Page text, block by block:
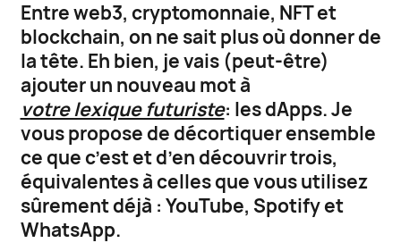
Entre web3, cryptomonnaie, NFT et
blockchain, on ne sait plus où donner de
la tête. Eh bien, je vais (peut-être)
ajouter un nouveau mot à
votre lexique futuriste: les dApps. Je
vous propose de décortiquer ensemble
ce que c’est et d’en découvrir trois,
équivalentes à celles que vous utilisez
sûrement déjà : YouTube, Spotify et
WhatsApp.